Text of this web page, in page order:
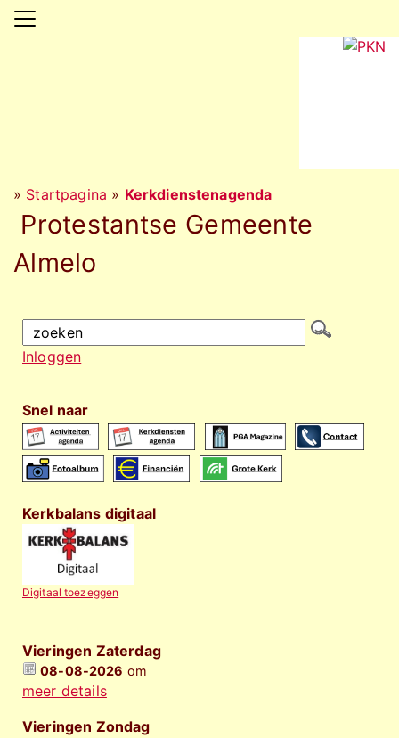
» Startpagina » Kerkdienstenagenda
Protestantse Gemeente
Almelo
Inloggen
Snel naar
Kerkbalans digitaal
Digitaal toezeggen
Vieringen Zaterdag
08-08-2026 om
meer details
Vieringen Zondag